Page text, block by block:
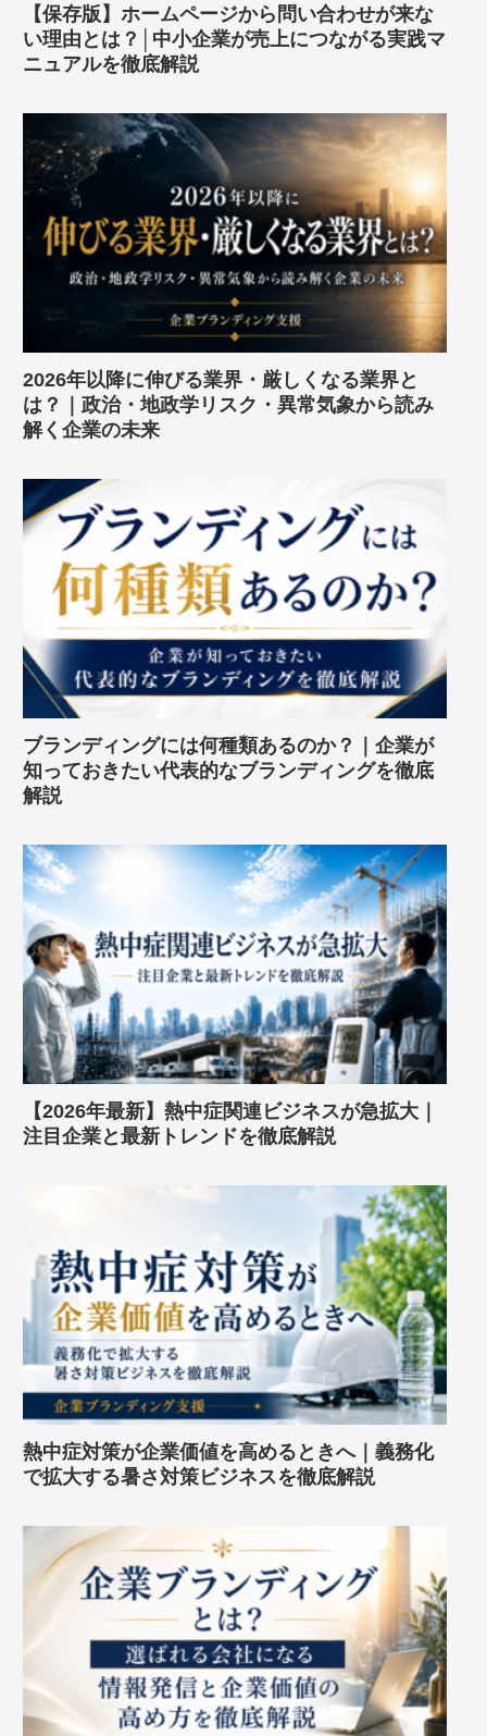
【保存版】ホームページから問い合わせが来な
い理由とは？│中小企業が売上につながる実践マ
ニュアルを徹底解説
2026年以降に伸びる業界・厳しくなる業界と
は？｜政治・地政学リスク・異常気象から読み
解く企業の未来
ブランディングには何種類あるのか？｜企業が
知っておきたい代表的なブランディングを徹底
解説
【2026年最新】熱中症関連ビジネスが急拡大｜
注目企業と最新トレンドを徹底解説
熱中症対策が企業価値を高めるときへ｜義務化
で拡大する暑さ対策ビジネスを徹底解説